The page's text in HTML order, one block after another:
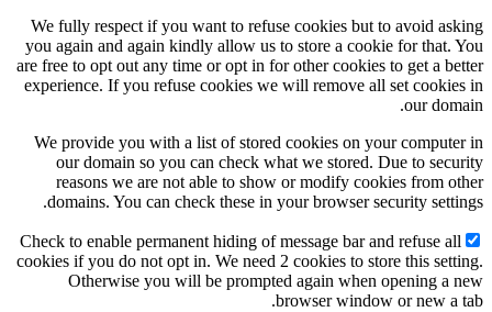
We fully respect if you want to refuse cookies but to avoid asking
you again and again kindly allow us to store a cookie for that. You
are free to opt out any time or opt in for other cookies to get a better
experience. If you refuse cookies we will remove all set cookies in
our domain.
We provide you with a list of stored cookies on your computer in
our domain so you can check what we stored. Due to security
reasons we are not able to show or modify cookies from other
domains. You can check these in your browser security settings.
Check to enable permanent hiding of message bar and refuse all
cookies if you do not opt in. We need 2 cookies to store this setting.
Otherwise you will be prompted again when opening a new
browser window or new a tab.